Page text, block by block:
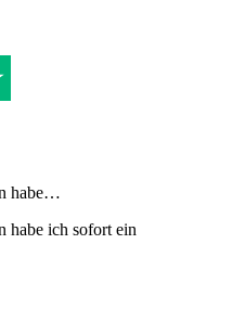
habe…
habe ich sofort ein